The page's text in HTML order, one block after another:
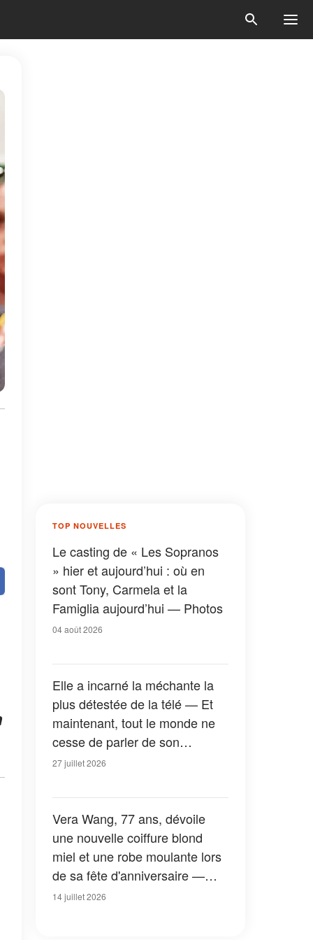
TOP NOUVELLES
Le casting de « Les Sopranos
» hier et aujourd’hui : où en
sont Tony, Carmela et la
Famiglia aujourd’hui — Photos
04 août 2026
Elle a incarné la méchante la
plus détestée de la télé — Et
maintenant, tout le monde ne
cesse de parler de son
apparition dans la nouvelle
27 juillet 2026
Vera Wang, 77 ans, dévoile
une nouvelle coiffure blond
miel et une robe moulante lors
de sa fête d'anniversaire —
Photos
14 juillet 2026